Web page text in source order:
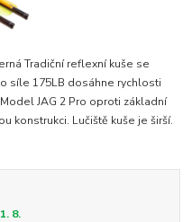
Tradiční reflexní kuše se
síle 175LB dosáhne rychlosti
JAG 2 Pro oproti základní
konstrukci. Lučiště kuše je širší.
8.